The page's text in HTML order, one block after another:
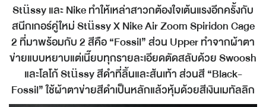
Stüssy และ Nike ทำให้เหล่าสาวกต้องใจเต้นแรงอีกครั้งกับ
สนีกเกอร์คู่ใหม่ Stüssy X Nike Air Zoom Spiridon Cage
2 ที่มาพร้อมกับ 2 สีคือ “Fossil” ส่วน Upper ทำจากผ้าตา
ข่ายแบบหยาบแต่เนี๊ยบทุกรายละเอียดตัดสลับด้วย Swoosh
และโลโก้ Stüssy สีดำที่ลิ้นและส้นเท้า ส่วนสี “Black-
Fossil” ใช้ผ้าตาข่ายสีดำเป็นหลักแล้วหุ้มด้วยสีเงินเมทัลลิก